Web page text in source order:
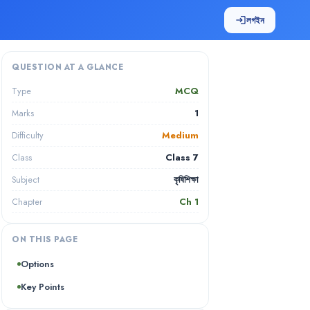
loginলগইন
QUESTION AT A GLANCE
Type MCQ
Marks 1
Difficulty Medium
Class Class 7
Subject কৃষিশিক্ষা
Chapter Ch 1
ON THIS PAGE
Options
Key Points